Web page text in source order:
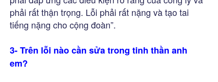
phải rất thận trọng. Lỗi phải rất nặng và tạo tai
tiếng nặng cho cộng đoàn”.
3- Trên lỗi nào cần sửa trong tinh thần anh
em?